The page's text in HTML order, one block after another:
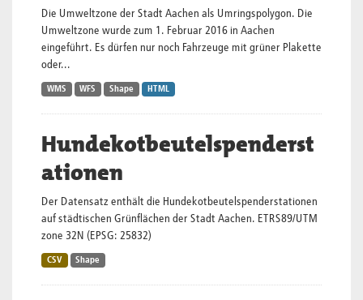
Die Umweltzone der Stadt Aachen als Umringspolygon. Die
Umweltzone wurde zum 1. Februar 2016 in Aachen
eingeführt. Es dürfen nur noch Fahrzeuge mit grüner Plakette
oder...
WMS WFS Shape HTML
Hundekotbeutelspenderst
ationen
Der Datensatz enthält die Hundekotbeutelspenderstationen
auf städtischen Grünflächen der Stadt Aachen. ETRS89/UTM
zone 32N (EPSG: 25832)
CSV Shape